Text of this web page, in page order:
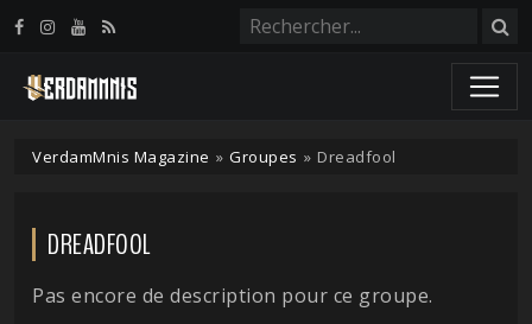
VerdamMnis Magazine » Groupes » Dreadfool
DREADFOOL
Pas encore de description pour ce groupe.
Panneau de gestion des cookies